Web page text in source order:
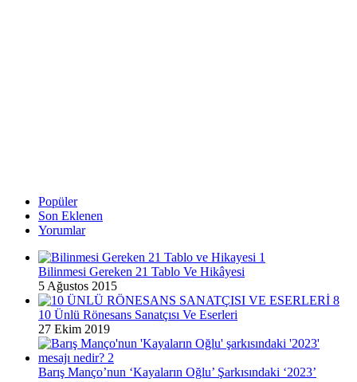
Popüler
Son Eklenen
Yorumlar
Bilinmesi Gereken 21 Tablo Ve Hikâyesi
5 Ağustos 2015
10 Ünlü Rönesans Sanatçısı Ve Eserleri
27 Ekim 2019
Barış Manço’nun ‘Kayaların Oğlu’ Şarkısındaki ‘2023’